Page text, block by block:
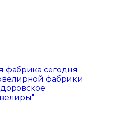
фабрика сегодня
фабрики